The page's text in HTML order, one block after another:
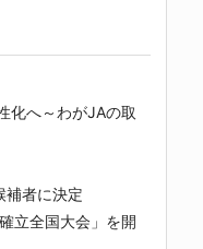
化へ～わがJAの取
者に決定
立全国大会」を開